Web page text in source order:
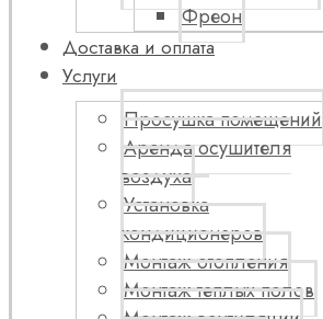
Фреон
Доставка и оплата
Услуги
Просушка помещений
Аренда осушителя
воздуха
Установка
кондиционеров
Монтаж отопления
Монтаж теплых полов